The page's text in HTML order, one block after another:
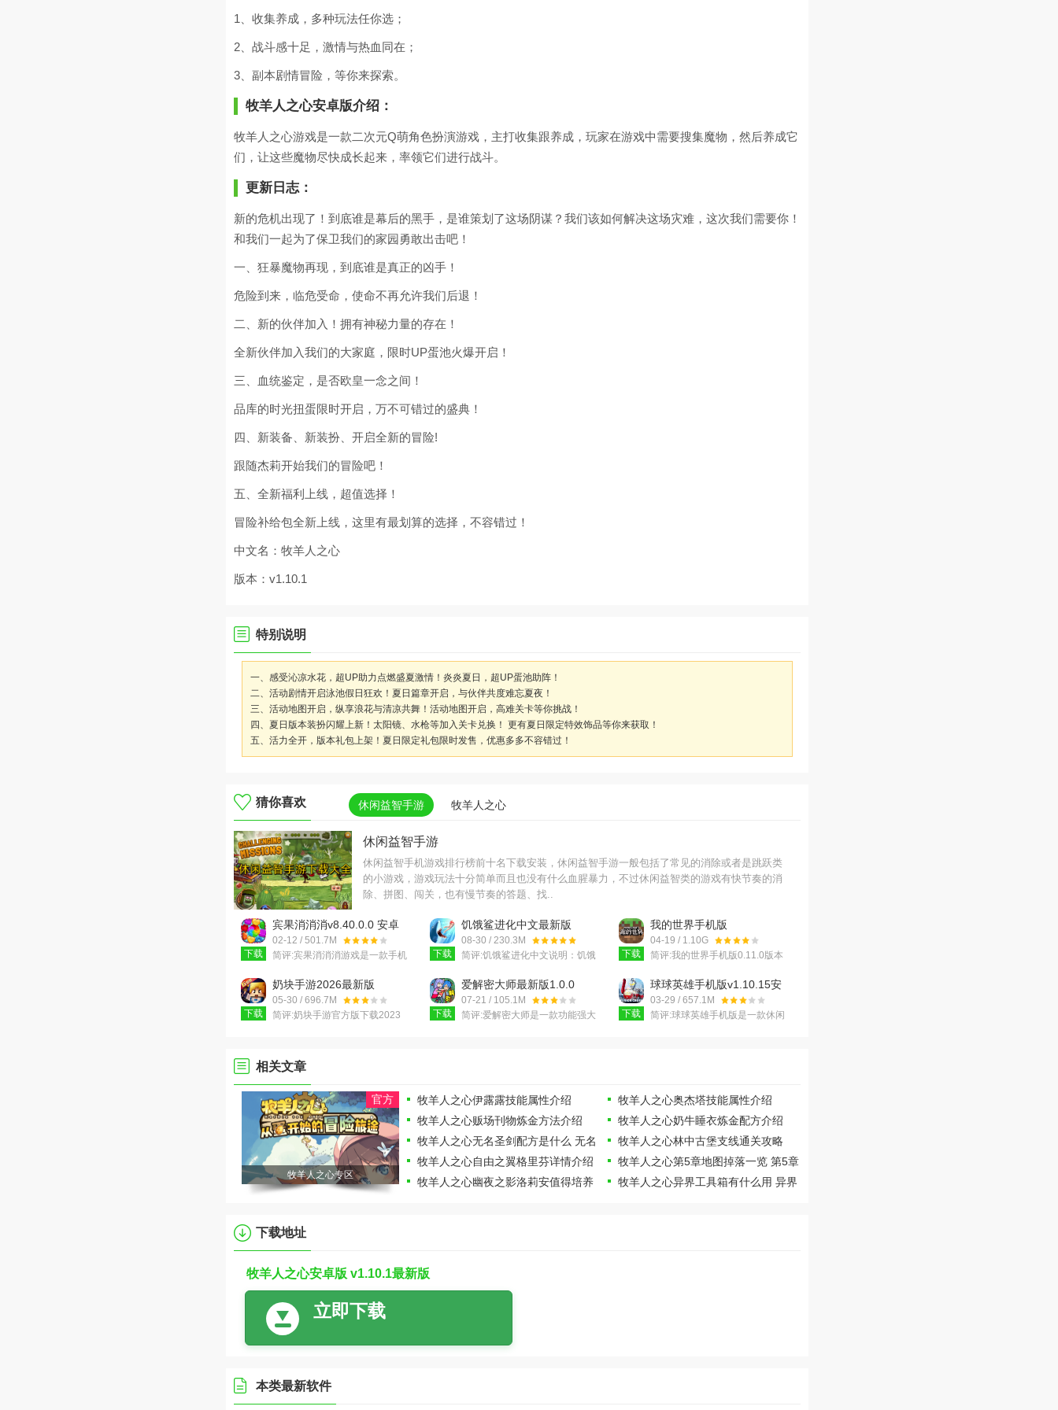
1、收集养成，多种玩法任你选；
2、战斗感十足，激情与热血同在；
3、副本剧情冒险，等你来探索。
牧羊人之心安卓版介绍：
牧羊人之心游戏是一款二次元Q萌角色扮演游戏，主打收集跟养成，玩家在游戏中需要搜集魔物，然后养成它
们，让这些魔物尽快成长起来，率领它们进行战斗。
更新日志：
新的危机出现了！到底谁是幕后的黑手，是谁策划了这场阴谋？我们该如何解决这场灾难，这次我们需要你！
和我们一起为了保卫我们的家园勇敢出击吧！
一、狂暴魔物再现，到底谁是真正的凶手！
危险到来，临危受命，使命不再允许我们后退！
二、新的伙伴加入！拥有神秘力量的存在！
全新伙伴加入我们的大家庭，限时UP蛋池火爆开启！
三、血统鉴定，是否欧皇一念之间！
品库的时光扭蛋限时开启，万不可错过的盛典！
四、新装备、新装扮、开启全新的冒险!
跟随杰莉开始我们的冒险吧！
五、全新福利上线，超值选择！
冒险补给包全新上线，这里有最划算的选择，不容错过！
中文名：牧羊人之心
版本：v1.10.1
特别说明
一、感受沁凉水花，超UP助力点燃盛夏激情！炎炎夏日，超UP蛋池助阵！
二、活动剧情开启泳池假日狂欢！夏日篇章开启，与伙伴共度难忘夏夜！
三、活动地图开启，纵享浪花与清凉共舞！活动地图开启，高难关卡等你挑战！
四、夏日版本装扮闪耀上新！太阳镜、水枪等加入关卡兑换！ 更有夏日限定特效饰品等你来获取！
五、活力全开，版本礼包上架！夏日限定礼包限时发售，优惠多多不容错过！
猜你喜欢 休闲益智手游 牧羊人之心
休闲益智手游
休闲益智手机游戏排行榜前十名下载安装，休闲益智手游一般包括了常见的消除或者是跳跃类
的小游戏，游戏玩法十分简单而且也没有什么血腥暴力，不过休闲益智类的游戏有快节奏的消
除、拼图、闯关，也有慢节奏的答题、找..
下载
宾果消消消v8.40.0.0 安卓
版
02-12 / 501.7M
简评:宾果消消消游戏是一款手机
的合作伙伴，为您提供上百个关
卡供您畅玩，还有机会
下载
饥饿鲨进化中文最新版
v12.1.2安卓版
08-30 / 230.3M
简评:饥饿鲨进化中文说明：饥饿
西西为您带来中文版本，主要为
大家游戏中
下载
我的世界手机版
v2.11.5.241915 安卓版
04-19 / 1.10G
简评:我的世界手机版0.11.0版本
本，这个版本主要的一点就是游
戏自带了中文选项，玩
下载
奶块手游2026最新版
v6.25.0.0 安卓版
05-30 / 696.7M
简评:奶块手游官方版下载2023
下载
爱解密大师最新版1.0.0
07-21 / 105.1M
简评:爱解密大师是一款功能强大
下载
球球英雄手机版v1.10.15安
卓版
03-29 / 657.1M
简评:球球英雄手机版是一款休闲
相关文章
官方
牧羊人之心专区
牧羊人之心伊露露技能属性介绍
牧羊人之心奥杰塔技能属性介绍
牧羊人之心贩场刊物炼金方法介绍
牧羊人之心奶牛睡衣炼金配方介绍
牧羊人之心无名圣剑配方是什么 无名
圣剑炼金配方一览
牧羊人之心林中古堡支线通关攻略
牧羊人之心自由之翼格里芬详情介绍
牧羊人之心第5章地图掉落一览 第5章
掉落哪些魔物
牧羊人之心幽夜之影洛莉安值得培养
牧羊人之心异界工具箱有什么用 异界
下载地址
牧羊人之心安卓版 v1.10.1最新版
立即下载
本类最新软件